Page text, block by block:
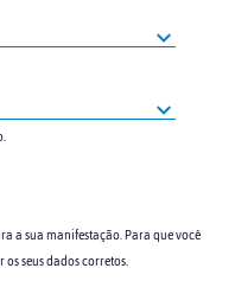
a sua manifestação. Para que você
seus dados corretos.